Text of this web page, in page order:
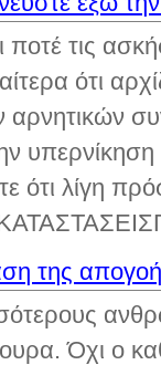
τις
ότι
αρνητικών
ότι λίγη
της
Όχι ο